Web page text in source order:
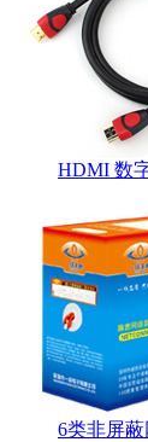
HDMI 数
6类非屏蔽